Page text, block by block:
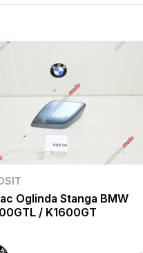
Oglinda Stanga BMW
/ K1600GT